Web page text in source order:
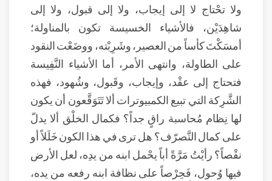
ولا تحْتاج لا إلى إيجاب، ولا إلى قبول، ولا إلى
شاهِدَيْن، فالأشياء الخسيسة تكون بالمناولة؛
أمسَكْتَ كأساً من العصير، وشَرِبْته، ووضَعْت النقود
على الطاولة، وانتهى الأمر، أما الأشياء النَّفِيسة
فتحتاج إلى عقْد، وإيجاب، وقَبول، وشُهود، فهذه
الشَّرِكة التي تبيع الكمبيوترات ألا تَتَوَقَّعون أن يكون
لها نِظام مُحاسبة راقٍ جداً؟ فكمال الخلْق ألا يدلّ
على كمال التَّصرّف؟ هل ترى في هذا الكون خَلَلاً أو
نقْصاً؟ رأيْتُ مَرَّةً أباً يحْمل ابنه من يدِه، لعل الأرض
فيها وُحول، فَحِرْصاً على نظافة ابنه رفعه من يده،